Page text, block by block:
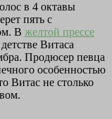
в 4 октавы
пять с
В желтой прессе
Витаса
Продюсер певца
особенностью
Витас не столько